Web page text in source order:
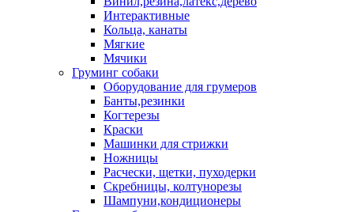
Интерактивные
Кольца, канаты
Мягкие
Мячики
Груминг собаки
Оборудование для грумеров
Банты,резинки
Когтерезы
Краски
Машинки для стрижки
Ножницы
Расчески, щетки, пуходерки
Скребницы, колтунорезы
Шампуни,кондиционеры